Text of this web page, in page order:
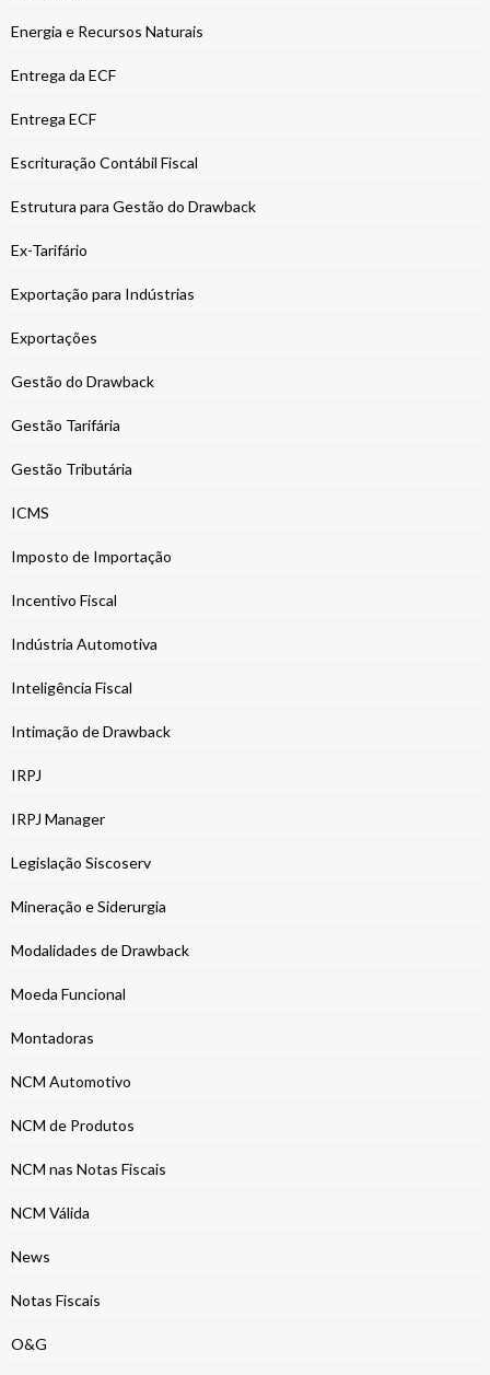
Energia e Recursos Naturais
Entrega da ECF
Entrega ECF
Escrituração Contábil Fiscal
Estrutura para Gestão do Drawback
Ex-Tarifário
Exportação para Indústrias
Exportações
Gestão do Drawback
Gestão Tarifária
Gestão Tributária
ICMS
Imposto de Importação
Incentivo Fiscal
Indústria Automotiva
Inteligência Fiscal
Intimação de Drawback
IRPJ
IRPJ Manager
Legislação Siscoserv
Mineração e Siderurgia
Modalidades de Drawback
Moeda Funcional
Montadoras
NCM Automotivo
NCM de Produtos
NCM nas Notas Fiscais
NCM Válida
News
Notas Fiscais
O&G